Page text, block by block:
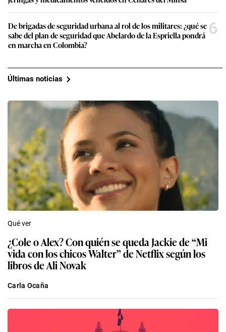
De brigadas de seguridad urbana al rol de los militares: ¿qué se
sabe del plan de seguridad que Abelardo de la Espriella pondrá
en marcha en Colombia?
6
Últimas noticias
Qué ver
¿Cole o Alex? Con quién se queda Jackie de “Mi
vida con los chicos Walter” de Netflix según los
libros de Ali Novak
Carla Ocaña